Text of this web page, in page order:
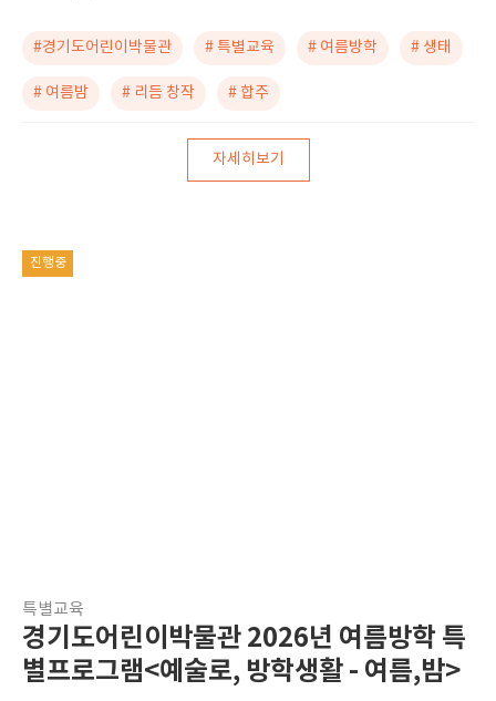
#경기도어린이박물관 # 특별교육 # 여름방학 # 생태
# 여름밤 # 리듬 창작 # 합주
자세히보기
진행중
특별교육
경기도어린이박물관 2026년 여름방학 특
별프로그램<예술로, 방학생활 - 여름,밤>